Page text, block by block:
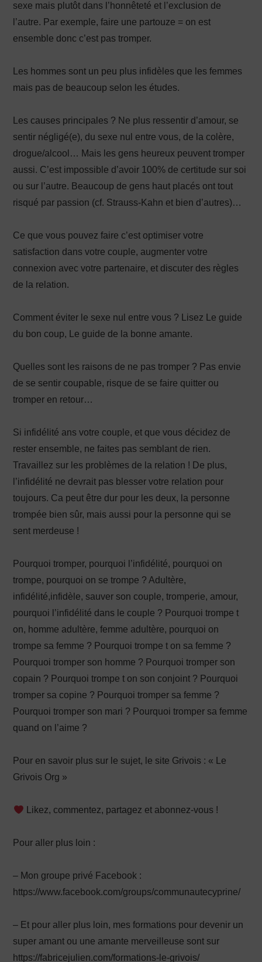
sexe mais plutôt dans l’honnêteté et l’exclusion de
l’autre. Par exemple, faire une partouze = on est
ensemble donc c’est pas tromper.
Les hommes sont un peu plus infidèles que les femmes
mais pas de beaucoup selon les études.
Les causes principales ? Ne plus ressentir d’amour, se
sentir négligé(e), du sexe nul entre vous, de la colère,
drogue/alcool… Mais les gens heureux peuvent tromper
aussi. C’est impossible d’avoir 100% de certitude sur soi
ou sur l’autre. Beaucoup de gens haut placés ont tout
risqué par passion (cf. Strauss-Kahn et bien d’autres)…
Ce que vous pouvez faire c’est optimiser votre
satisfaction dans votre couple, augmenter votre
connexion avec votre partenaire, et discuter des règles
de la relation.
Comment éviter le sexe nul entre vous ? Lisez Le guide
du bon coup, Le guide de la bonne amante.
Quelles sont les raisons de ne pas tromper ? Pas envie
de se sentir coupable, risque de se faire quitter ou
tromper en retour…
Si infidélité ans votre couple, et que vous décidez de
rester ensemble, ne faites pas semblant de rien.
Travaillez sur les problèmes de la relation ! De plus,
l’infidélité ne devrait pas blesser votre relation pour
toujours. Ca peut être dur pour les deux, la personne
trompée bien sûr, mais aussi pour la personne qui se
sent merdeuse !
Pourquoi tromper, pourquoi l’infidélité, pourquoi on
trompe, pourquoi on se trompe ? Adultère,
infidélité,infidèle, sauver son couple, tromperie, amour,
pourquoi l’infidélité dans le couple ? Pourquoi trompe t
on, homme adultère, femme adultère, pourquoi on
trompe sa femme ? Pourquoi trompe t on sa femme ?
Pourquoi tromper son homme ? Pourquoi tromper son
copain ? Pourquoi trompe t on son conjoint ? Pourquoi
tromper sa copine ? Pourquoi tromper sa femme ?
Pourquoi tromper son mari ? Pourquoi tromper sa femme
quand on l’aime ?
Pour en savoir plus sur le sujet, le site Grivois : « Le
Grivois Org »
Likez, commentez, partagez et abonnez-vous !
Pour aller plus loin :
– Mon groupe privé Facebook :
https://www.facebook.com/groups/communautecyprine/
– Et pour aller plus loin, mes formations pour devenir un
super amant ou une amante merveilleuse sont sur
https://fabricejulien.com/formations-le-grivois/